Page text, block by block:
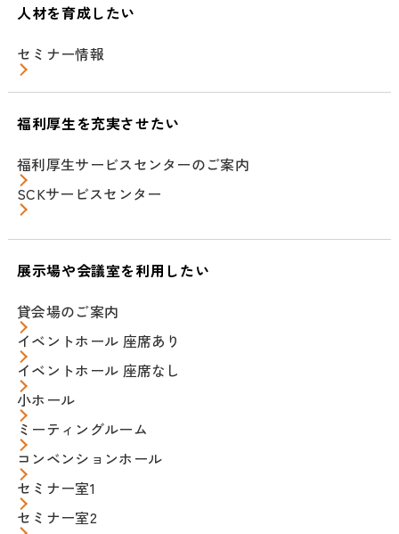
人材を育成したい
セミナー情報
福利厚生を充実させたい
福利厚生サービスセンターのご案内
SCKサービスセンター
展示場や会議室を利用したい
貸会場のご案内
イベントホール 座席あり
イベントホール 座席なし
小ホール
ミーティングルーム
コンベンションホール
セミナー室1
セミナー室2